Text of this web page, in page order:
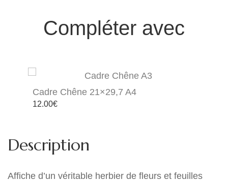
Compléter avec
Cadre Chêne 21×29,7 A4
12.00€
Description
Affiche d’un véritable herbier de fleurs et feuilles